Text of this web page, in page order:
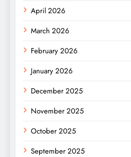
April 2026
March 2026
February 2026
January 2026
December 2025
November 2025
October 2025
September 2025